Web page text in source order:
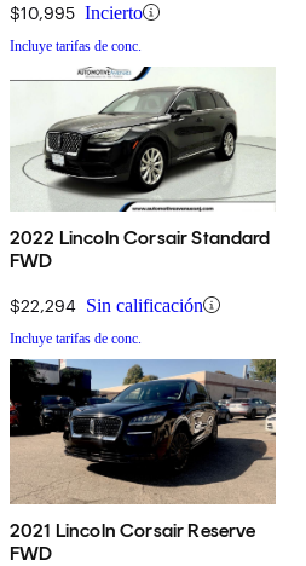
$10,995 Incierto
Incluye tarifas de conc.
2022 Lincoln Corsair Standard
FWD
$22,294 Sin calificación
Incluye tarifas de conc.
2021 Lincoln Corsair Reserve
FWD